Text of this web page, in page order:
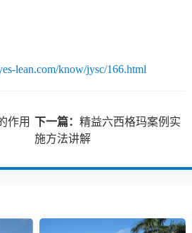
lean.com/know/jysc/166.html
作用 下一篇： 精益六西格玛案例实
施方法讲解